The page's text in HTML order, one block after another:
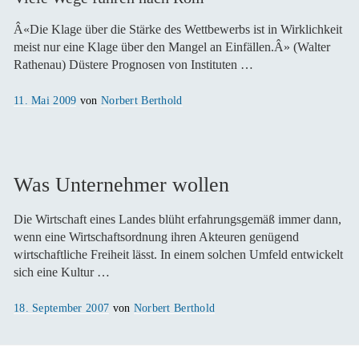
Â«Die Klage über die Stärke des Wettbewerbs ist in Wirklichkeit
meist nur eine Klage über den Mangel an Einfällen.Â» (Walter
Rathenau) Düstere Prognosen von Instituten …
Veröffentlicht
11. Mai 2009 von Norbert Berthold
Was Unternehmer wollen
Die Wirtschaft eines Landes blüht erfahrungsgemäß immer dann,
wenn eine Wirtschaftsordnung ihren Akteuren genügend
wirtschaftliche Freiheit lässt. In einem solchen Umfeld entwickelt
sich eine Kultur …
Veröffentlicht
18. September 2007 von Norbert Berthold